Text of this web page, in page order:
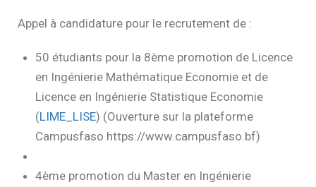
Appel à candidature pour le recrutement de :
50 étudiants pour la 8ème promotion de Licence
en Ingénierie Mathématique Economie et de
Licence en Ingénierie Statistique Economie
(LIME_LISE) (Ouverture sur la plateforme
Campusfaso https://www.campusfaso.bf)
4ème promotion du Master en Ingénierie